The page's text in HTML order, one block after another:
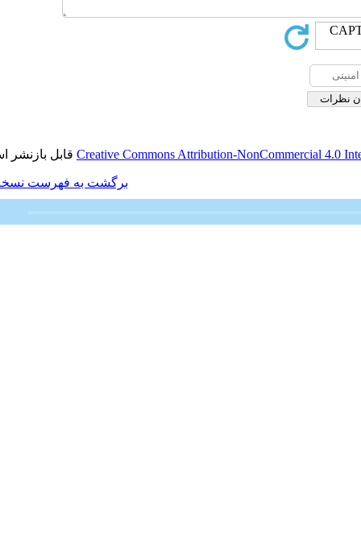
Creative Commonsقابل بازنشر است.
برگشت به فهرست نسخه ها